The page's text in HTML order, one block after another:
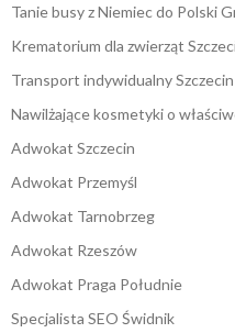
Tanie busy z Niemiec do Polski
Krematorium dla zwierząt
Transport indywidualny
Nawilżające kosmetyki o
Adwokat Szczecin
Adwokat Przemyśl
Adwokat Tarnobrzeg
Adwokat Rzeszów
Adwokat Praga Południe
Specjalista SEO Świdnik